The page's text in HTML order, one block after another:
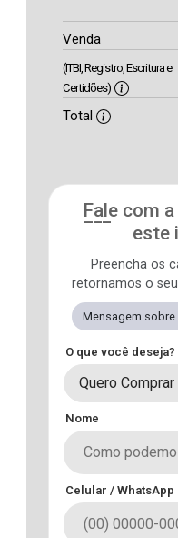
Venda
(ITBI, Registro, Escritura e
Certidões)
Total
Fale com
este
Preencha os
retornamos o
Mensagem sobre
O que você deseja?
Quero Comprar
Nome
Celular / WhatsApp